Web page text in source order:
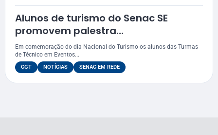
Alunos de turismo do Senac SE
promovem palestra
“Sustentabilidade: a inovação entre
Eventos e Turismo”
Em comemoração do dia Nacional do Turismo os alunos das Turmas
de Técnico em Eventos...
CGT NOTÍCIAS SENAC EM REDE